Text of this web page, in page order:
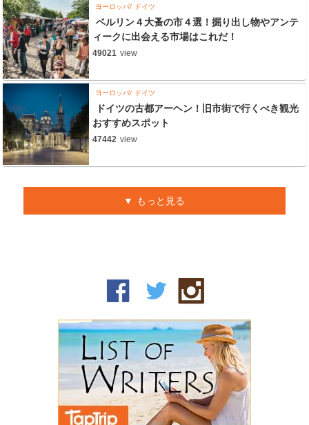
ヨーロッパ ドイツ
ベルリン４大蚤の市４選！掘り出し物やアンテ
ィークに出会える市場はこれだ！
49021 view
ヨーロッパ ドイツ
ドイツの古都アーヘン！旧市街で行くべき観光
おすすめスポット
47442 view
もっと見る